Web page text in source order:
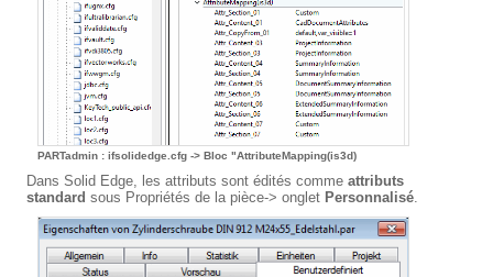
PARTadmin : ifsolidedge.cfg -> Bloc "AttributeMapping(is3d)
Dans Solid Edge, les attributs sont édités comme attributs
standard sous Propriétés de la pièce-> onglet Personnalisé.